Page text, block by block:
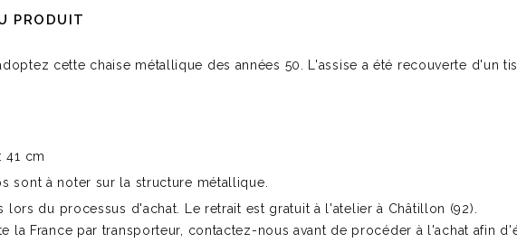
PRODUIT
cette chaise métallique des années 50. L'assise a été recouverte d'un
41 cm
sont à noter sur la structure métallique.
du processus d'achat. Le retrait est gratuit à l'atelier à Châtillon (92).
la France par transporteur, contactez-nous avant de procéder à l'achat afin